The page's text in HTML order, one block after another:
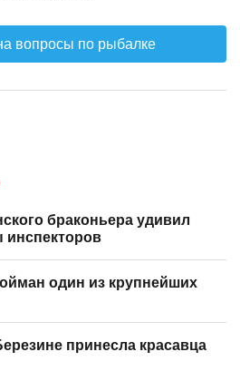
вопросы по рыбалке
браконьера удивил
один из крупнейших
принесла красавца